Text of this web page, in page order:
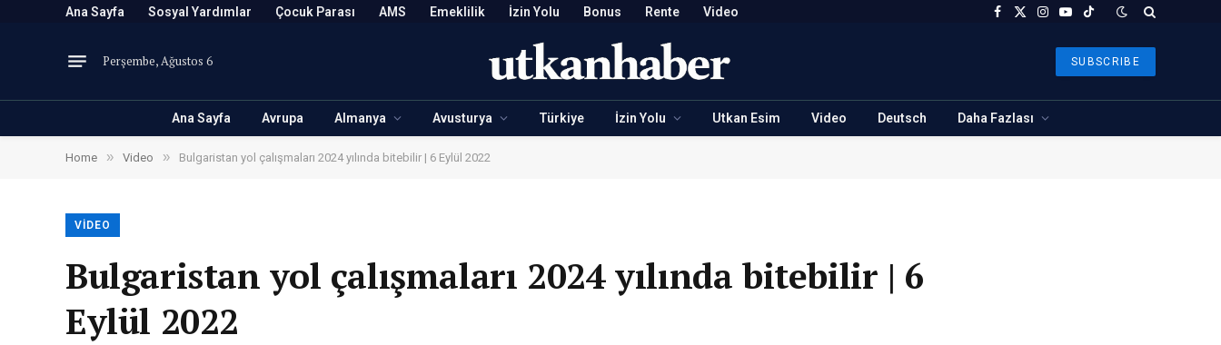
Ana Sayfa Sosyal Yardımlar Çocuk Parası AMS Emeklilik İzin Yolu Bonus Rente Video Facebook
X
Instagram
YouTubeTikTok
Perşembe, Ağustos 6 SUBSCRIBE
Ana Sayfa Avrupa Almanya Avusturya Türkiye İzin Yolu Utkan Esim Video Deutsch Daha Fazlası
Home » Video » Bulgaristan yol çalışmaları 2024 yılında bitebilir | 6 Eylül 2022
VIDEO
Bulgaristan yol çalışmaları 2024 yılında bitebilir | 6
Eylül 2022